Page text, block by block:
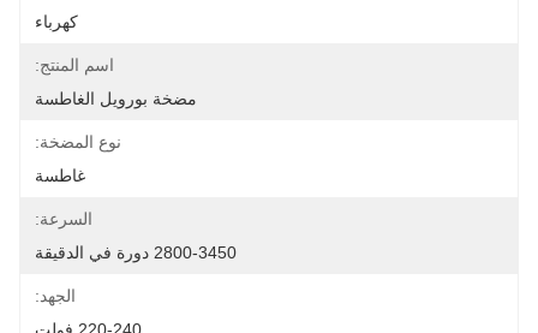
كهرباء
اسم المنتج:
مضخة بورويل الغاطسة
نوع المضخة:
غاطسة
السرعة:
2800-3450 دورة في الدقيقة
الجهد: